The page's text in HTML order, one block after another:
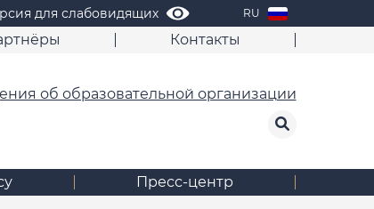
для слабовидящих RU
Контакты
об образовательной организации
Пресс-центр